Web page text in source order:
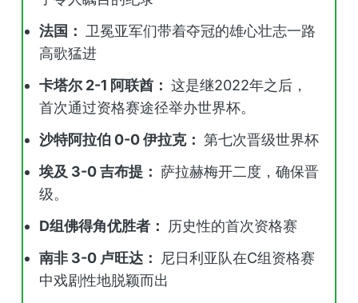
法国： 卫冕亚军们带着夺冠的雄心壮志一路
高歌猛进
卡塔尔 2-1 阿联酋： 这是继2022年之后，
首次通过资格赛途径举办世界杯。
沙特阿拉伯 0-0 伊拉克： 第七次晋级世界杯
埃及 3-0 吉布提： 萨拉赫梅开二度，确保晋
级。
D组佛得角优胜者： 历史性的首次资格赛
南非 3-0 卢旺达：
尼日利亚队在C组资格赛
中戏剧性地脱颖而出